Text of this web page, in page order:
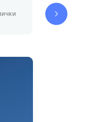
Уф-